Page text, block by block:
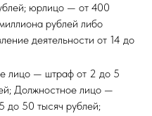
юрлицо — от 400
рублей либо
деятельности от 14 до
лицо — штраф от 2 до 5
Должностное лицо —
до 50 тысяч рублей;